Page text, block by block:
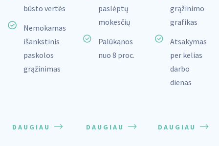
būsto vertės
Nemokamas
išankstinis
paskolos
grąžinimas
paslėptų
mokesčių
Palūkanos
nuo 8 proc.
grąžinimo
grafikas
Atsakymas
per kelias
darbo
dienas
DAUGIAU DAUGIAU DAUGIAU